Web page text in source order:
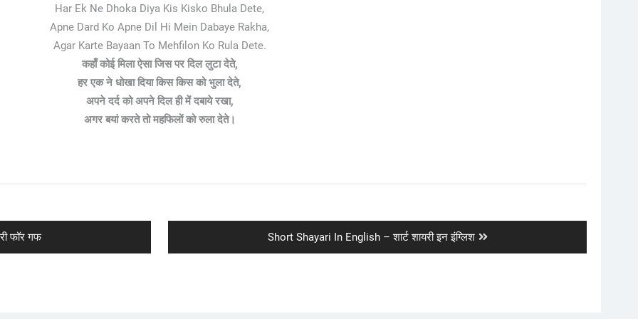
Har Ek Ne Dhoka Diya Kis Kisko Bhula Dete,
Apne Dard Ko Apne Dil Hi Mein Dabaye Rakha,
Agar Karte Bayaan To Mehfilon Ko Rula Dete.
कहाँ कोई मिला ऐसा जिस पर दिल लुटा देते,
हर एक ने धोखा दिया किस किस को भुला देते,
अपने दर्द को अपने दिल ही में दबाये रखा,
अगर बयां करते तो महफिलों को रुला देते।
फॉर गफ
Next
post:
Short Shayari In English – शार्ट शायरी इन इंग्लिश